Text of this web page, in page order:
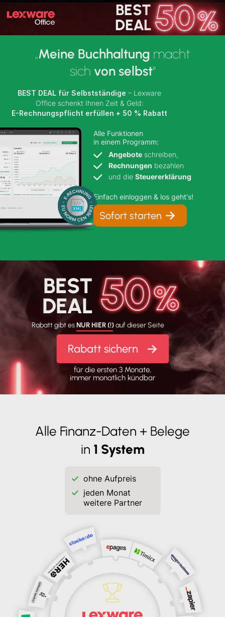
BEST
DEAL
BEST DEAL
50 % Rabatt
„Meine Buchhaltung macht
sich von selbst"
BEST DEAL für Selbstständige – Lexware
Office schenkt Ihnen Zeit & Geld:
E-Rechnungspflicht erfüllen + 50 % Rabatt
Alle Funktionen
in einem Programm:
Angebote schreiben,
Rechnungen bezahlen
und dieSteuererklärung
Einfach einloggen & los geht's!
Sofort starten
BEST
DEAL
Rabatt gibt esNUR HIER (!)auf dieser Seite
Rabatt sichern
für die ersten 3 Monate,
immer monatlich kündbar
Alle Finanz-Daten + Belege
in 1 System
ohne Aufpreis
jeden Monat
weitere Partner